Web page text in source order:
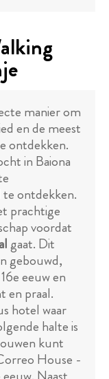
manier om
en de meest
ontdekken.
in Baiona
te ontdekken.
prachtige
voordat
gaat. Dit
gebouwd,
eeuw en
en praal.
hotel waar
halte is
kunt
House -